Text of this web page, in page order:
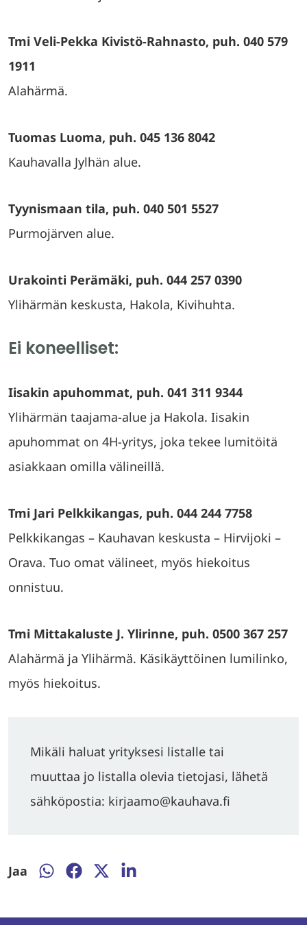
Tmi Veli-Pekka Kivistö-Rahnasto, puh. 040 579
1911
Alahärmä.
Tuomas Luoma, puh. 045 136 8042
Kauhavalla Jylhän alue.
Tyynismaan tila, puh. 040 501 5527
Purmojärven alue.
Urakointi Perämäki, puh. 044 257 0390
Ylihärmän keskusta, Hakola, Kivihuhta.
Ei koneelliset:
Iisakin apuhommat, puh. 041 311 9344
Ylihärmän taajama-alue ja Hakola. Iisakin
apuhommat on 4H-yritys, joka tekee lumitöitä
asiakkaan omilla välineillä.
Tmi Jari Pelkkikangas, puh. 044 244 7758
Pelkkikangas – Kauhavan keskusta – Hirvijoki –
Orava. Tuo omat välineet, myös hiekoitus
onnistuu.
Tmi Mittakaluste J. Ylirinne, puh. 0500 367 257
Alahärmä ja Ylihärmä. Käsikäyttöinen lumilinko,
myös hiekoitus.
Mikäli haluat yrityksesi listalle tai
muuttaa jo listalla olevia tietojasi, lähetä
sähköpostia: kirjaamo@kauhava.fi
Jaa
Jaa
Jaa
Jaa
Jaa